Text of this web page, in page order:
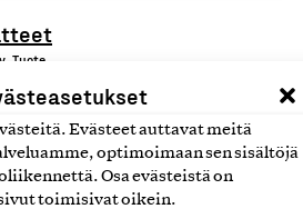
Evästeet auttavat meitä
optimoimaan sen sisältöjä
Osa evästeistä on
toimisivat oikein.
Tuote